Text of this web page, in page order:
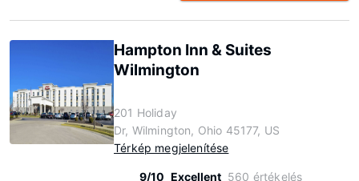
Hampton Inn & Suites
Wilmington
201 Holiday
Dr, Wilmington, Ohio 45177, US
Térkép megjelenítése
9/10 Excellent 560 értékelés